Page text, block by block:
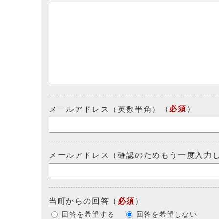
メールアドレス（英数半角） （ 必須 ）
メールアドレス（確認のためもう一度入力
当町からの回答 （ 必須 ）
回答を希望する 回答を希望しない